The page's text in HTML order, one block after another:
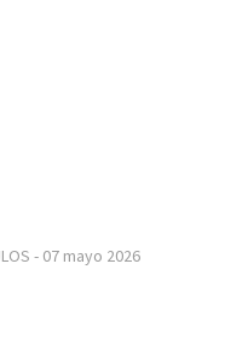
- 07 mayo 2026